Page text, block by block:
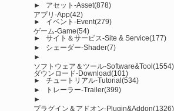
► アセット-Asset(878)
アプリ-App(42)
►
イベント-Event(279)
ゲーム-Game(54)
►
サイト＆サービス-Site & Service(177)
►
シェーダー-Shader(7)
►
ソフトウェア＆ツール-Software&Tool(1554)
ダウンロード-Download(101)
►
チュートリアル-Tutorial(534)
►
トレーラー-Trailer(399)
►
プラグイン＆アドオン-Plugin&Addon(1326)